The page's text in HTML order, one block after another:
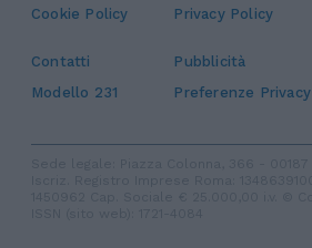
Cookie Policy Privacy Policy
Contatti Pubblicità
Modello 231
Preferenze Privacy